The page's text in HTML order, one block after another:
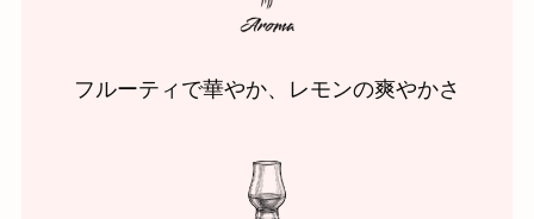
フルーティで華やか、レモンの爽やかさ